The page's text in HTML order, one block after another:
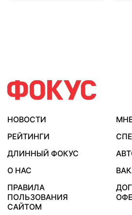
НОВОСТИ
РЕЙТИНГИ
ДЛИННЫЙ ФОКУС
О НАС
ПРАВИЛА
ПОЛЬЗОВАНИЯ
САЙТОМ